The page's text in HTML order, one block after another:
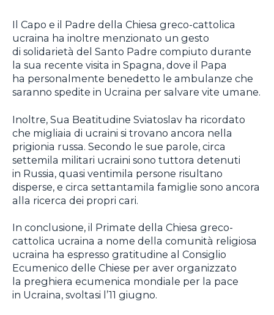
Il Capo e il Padre della Chiesa greco-cattolica
ucraina ha inoltre menzionato un gesto
di solidarietà del Santo Padre compiuto durante
la sua recente visita in Spagna, dove il Papa
ha personalmente benedetto le ambulanze che
saranno spedite in Ucraina per salvare vite umane.
Inoltre, Sua Beatitudine Sviatoslav ha ricordato
che migliaia di ucraini si trovano ancora nella
prigionia russa. Secondo le sue parole, circa
settemila militari ucraini sono tuttora detenuti
in Russia, quasi ventimila persone risultano
disperse, e circa settantamila famiglie sono ancora
alla ricerca dei propri cari.
In conclusione, il Primate della Chiesa greco-
cattolica ucraina a nome della comunità religiosa
ucraina ha espresso gratitudine al Consiglio
Ecumenico delle Chiese per aver organizzato
la preghiera ecumenica mondiale per la pace
in Ucraina, svoltasi l’11 giugno.